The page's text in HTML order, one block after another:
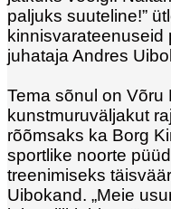
paljuks suuteline!”
kinnisvarateenuseid
juhataja Andres
Tema sõnul on Võru
kunstmuruväljakut
rõõmsaks ka Borg
sportlike noorte
treenimiseks
Uibokand. „Meie